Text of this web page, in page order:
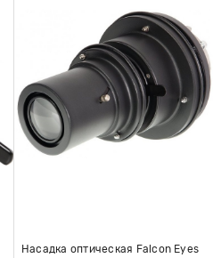
Насадка оптическая Falcon Eyes